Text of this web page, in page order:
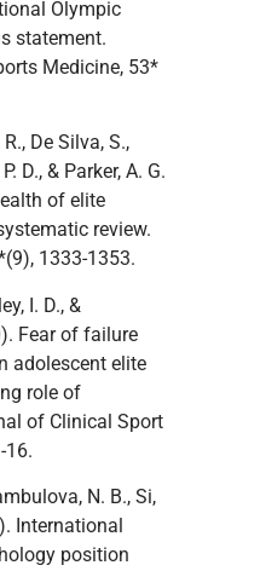
Olympic
statement.
Medicine, 53*
De Silva, S.,
D., & Parker, A. G.
of elite
review.
1333-1353.
I. D., &
Fear of failure
adolescent elite
role of
of Clinical Sport
16.
N. B., Si,
International
position